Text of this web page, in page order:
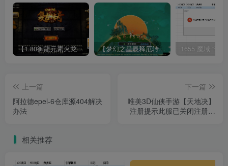
【1.80御龍元素火龙[摸摸登陆器]】战神引擎WIN服务端+GM工具+充值后台+双端+架设教程 【梦幻之星辰释厄转尊享挂机版】MT3换皮梦幻西游Linux服务端+GM后台+双端+源码+架设教程
上一篇
阿拉德epel-6仓库源404解决
办法
下一篇
唯美3D仙侠手游【天地决】
注册提示此服已关闭注册解
相关推荐